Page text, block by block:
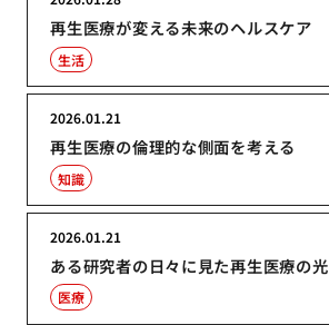
再生医療が変える未来のヘルスケア
生活
再生医療の倫理的な側面を考える
2026.01.21
知識
ある研究者の日々に見た再生医療の光
2026.01.21
医療